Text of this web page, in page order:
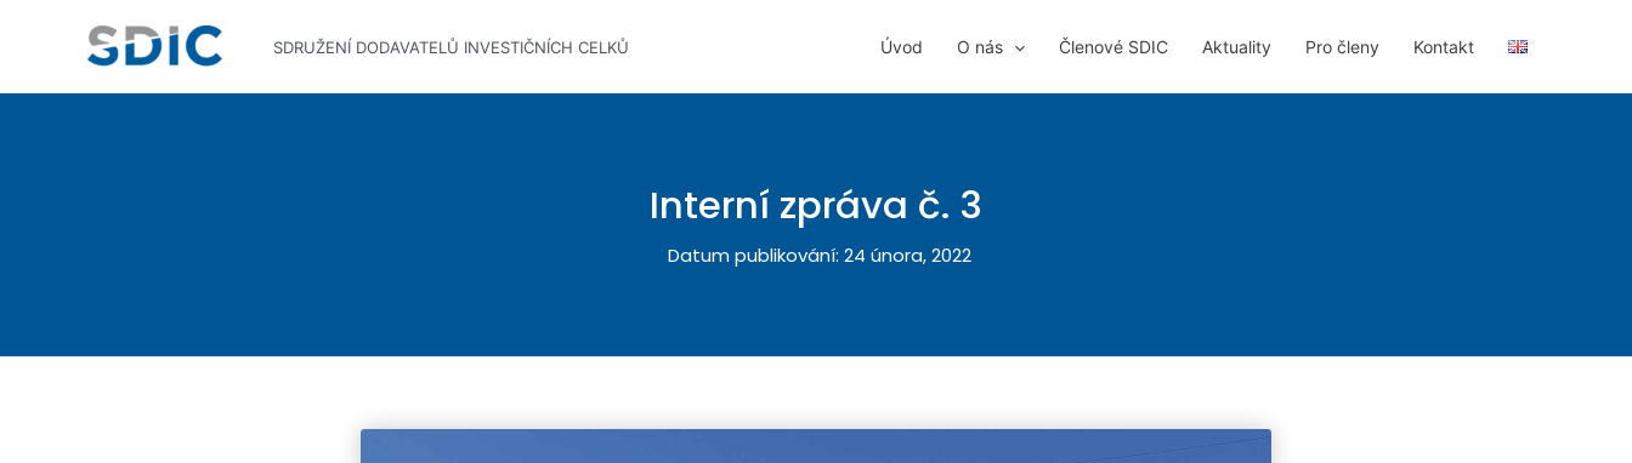
SDRUŽENÍ DODAVATELŮ INVESTIČNÍCH CELKŮ Úvod O nás Členové SDIC Aktuality Pro členy Kontakt
Interní zpráva č. 3
Datum publikování: 24 února, 2022